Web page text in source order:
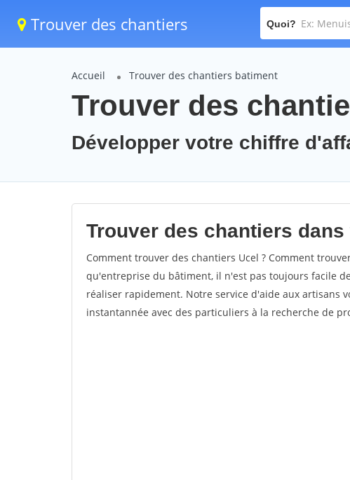
Trouver des chantiers Quoi?
Accueil Trouver des chantiers batiment
Trouver des
Développer votre chiffre
Trouver des chantiers
Comment trouver des chantiers Ucel ? Comment
qu'entreprise du bâtiment, il n'est pas toujours facile
réaliser rapidement. Notre service d'aide aux artisans
instantannée avec des particuliers à la recherche de